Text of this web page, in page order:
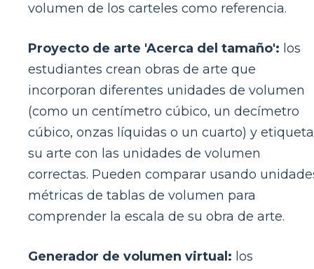
volumen de los carteles como referencia.
Proyecto de arte 'Acerca del tamaño': los
estudiantes crean obras de arte que
incorporan diferentes unidades de volumen
(como un centímetro cúbico, un decímetro
cúbico, onzas líquidas o un cuarto) y
su arte con las unidades de volumen
correctas. Pueden comparar usando
métricas de tablas de volumen para
comprender la escala de su obra de arte.
Generador de volumen virtual: los